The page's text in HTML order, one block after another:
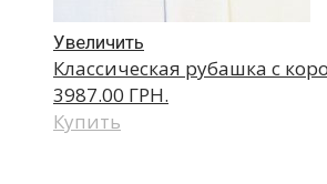
Увеличить
Классическая рубашка с
3987.00 ГРН.
Купить